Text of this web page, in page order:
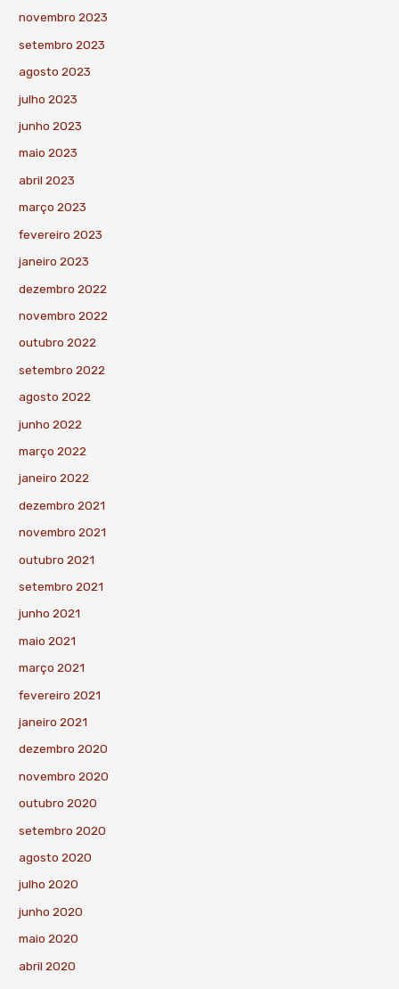
novembro 2023
setembro 2023
agosto 2023
julho 2023
junho 2023
maio 2023
abril 2023
março 2023
fevereiro 2023
janeiro 2023
dezembro 2022
novembro 2022
outubro 2022
setembro 2022
agosto 2022
junho 2022
março 2022
janeiro 2022
dezembro 2021
novembro 2021
outubro 2021
setembro 2021
junho 2021
maio 2021
março 2021
fevereiro 2021
janeiro 2021
dezembro 2020
novembro 2020
outubro 2020
setembro 2020
agosto 2020
julho 2020
junho 2020
maio 2020
abril 2020